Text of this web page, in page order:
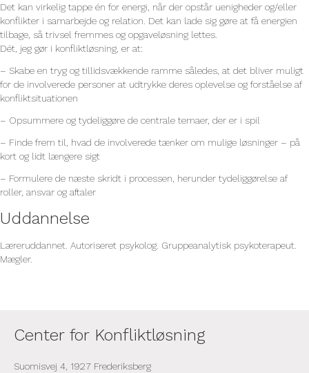
Det kan virkelig tappe én for energi, når der opstår uenigheder og/eller
konflikter i samarbejde og relation. Det kan lade sig gøre at få energien
tilbage, så trivsel fremmes og opgaveløsning lettes.
Dét, jeg gør i konfliktløsning, er at:
– Skabe en tryg og tillidsvækkende ramme således, at det bliver muligt
for de involverede personer at udtrykke deres oplevelse og forståelse af
konfliktsituationen
– Opsummere og tydeliggøre de centrale temaer, der er i spil
– Finde frem til, hvad de involverede tænker om mulige løsninger – på
kort og lidt længere sigt
– Formulere de næste skridt i processen, herunder tydeliggørelse af
roller, ansvar og aftaler
Uddannelse
Læreruddannet. Autoriseret psykolog. Gruppeanalytisk psykoterapeut.
Mægler.
Center for Konfliktløsning
Suomisvej 4, 1927 Frederiksberg